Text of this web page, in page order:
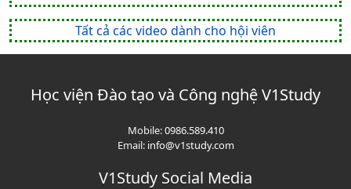
Tất cả các video dành cho hội viên
Học viện Đào tạo và Công nghệ V1Study
Mobile:0986.589.410
Email: info@v1study.com
V1Study Social Media